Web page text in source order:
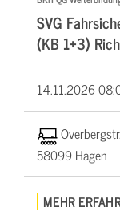
SVG
(KB 1+3)
14.11.2026
58099 Hagen
MEHR